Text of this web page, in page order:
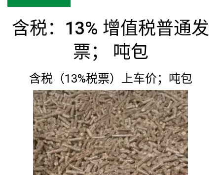
含税：13% 增值税普通发
票； 吨包
含税（13%税票）上车价；吨包